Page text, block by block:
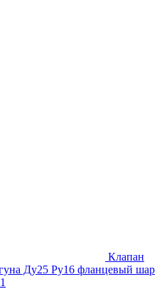
Клапан
Ду25 Ру16 фланцевый шар